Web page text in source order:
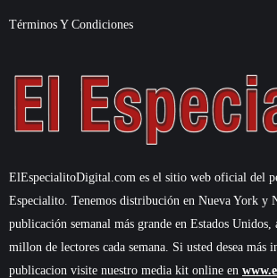
Términos Y Condiciones
ElEspecialitoDigital.com es el sitio web oficial del
Especialito. Tenemos distribución en Nueva York y
publicación semanal más grande en Estados Unidos,
millon de lectores cada semana. Si usted desea más
publicacion visite nuestro media kit online en